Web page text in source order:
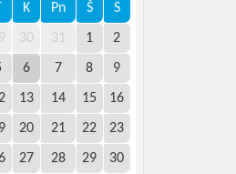
K Pn Š S
30 31 1 2
6 7 8 9
13 14 15 16
20 21 22 23
27 28 29 30